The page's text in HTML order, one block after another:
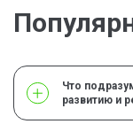
Что
развитию и